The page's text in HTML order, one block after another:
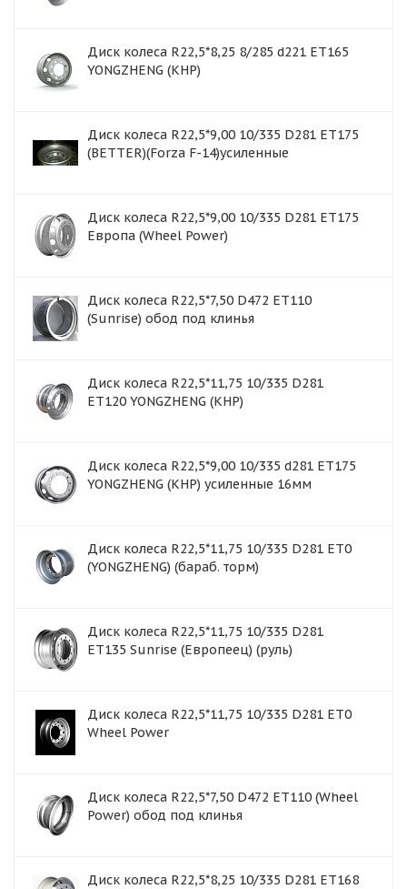
Диск колеса R22,5*8,25 8/285 d221 ET165
YONGZHENG (КНР)
Диск колеса R22,5*9,00 10/335 D281 ET175
(BETTER)(Forza F-14)усиленные
Диск колеса R22,5*9,00 10/335 D281 ET175
Европа (Wheel Power)
Диск колеса R22,5*7,50 D472 ET110
(Sunrise) обод под клинья
Диск колеса R22,5*11,75 10/335 D281
ET120 YONGZHENG (КНР)
Диск колеса R22,5*9,00 10/335 d281 ET175
YONGZHENG (КНР) усиленные 16мм
Диск колеса R22,5*11,75 10/335 D281 ET0
(YONGZHENG) (бараб. торм)
Диск колеса R22,5*11,75 10/335 D281
ET135 Sunrise (Европеец) (руль)
Диск колеса R22,5*11,75 10/335 D281 ET0
Wheel Power
Диск колеса R22,5*7,50 D472 ET110 (Wheel
Power) обод под клинья
Диск колеса R22,5*8,25 10/335 D281 ET168